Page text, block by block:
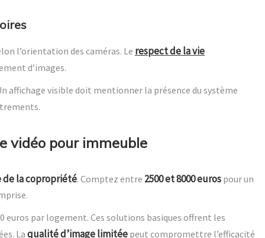
l’orientation des caméras. Le respect de la vie
d’images.
affichage visible doit mentionner la présence du système
vidéo pour immeuble
la copropriété. Comptez entre 2500 et 8000 euros pour un
euros par logement. Ces solutions basiques offrent les
La qualité d’image limitée peut compromettre l’efficacité